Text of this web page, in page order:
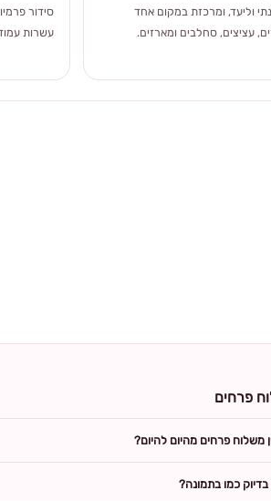
סידור
עשרות
וליעד, ומרכזת במקום אחד
עציצים, סחלבים ומארזים.
פרחים
משלוח פרחים מהיום להיום?
כמו בתמונה?